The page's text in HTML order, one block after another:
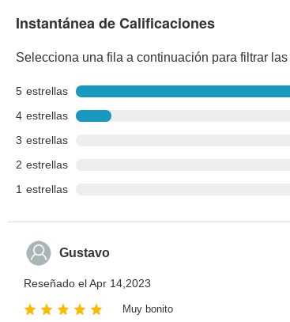
Instantánea de Calificaciones
Selecciona una fila a continuación para filtrar las
5 estrellas
4 estrellas
3 estrellas
2 estrellas
1 estrellas
Gustavo
Reseñado el Apr 14,2023
Muy bonito